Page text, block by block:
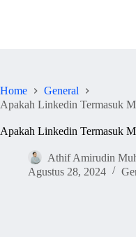
Home
General
Apakah Linkedin Termasuk
Apakah Linkedin Termasuk
Athif Amirudin
Agustus 28, 2024